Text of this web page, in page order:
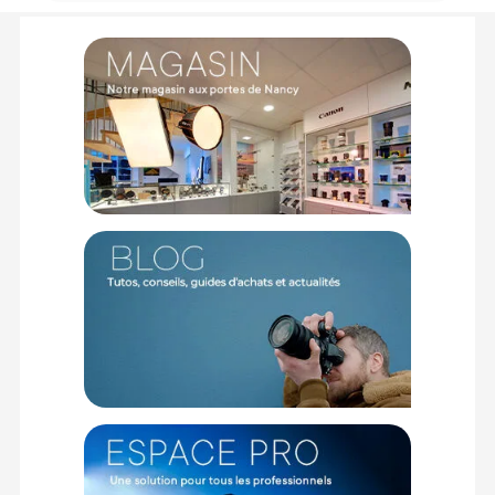
doivent êtrestockés à la verticale en cas de non-
utilisation prolongée(plus de 7 jours). C’est une étape très
importante pour éviter que le fond ne subisse des
déformations avec le temps.
Renforcement rigidité :Afin d'augmenter la rigidité et
la durée de vie de vos fonds, nous vous recommandons
l'utilisation d'un mandrin en aluminium.Voici une
référence pouvant convenir à vos besoins :Manfrotto
Lighting Alu-core 2,75m.
Points forts du fond papier 3,60x30m Storm Gray par
Surface ultra large pour les prises de vues de groupes
Finition mate non réfléchissante pour un éclairage
Papier épais de 180 gsm résistant aux manipulations
Teinte grise neutre polyvalente pour tout type de sujet
Matériau recyclable et respectueux de l'environnement
Conditionnement sur mandrin rigide évitant tout